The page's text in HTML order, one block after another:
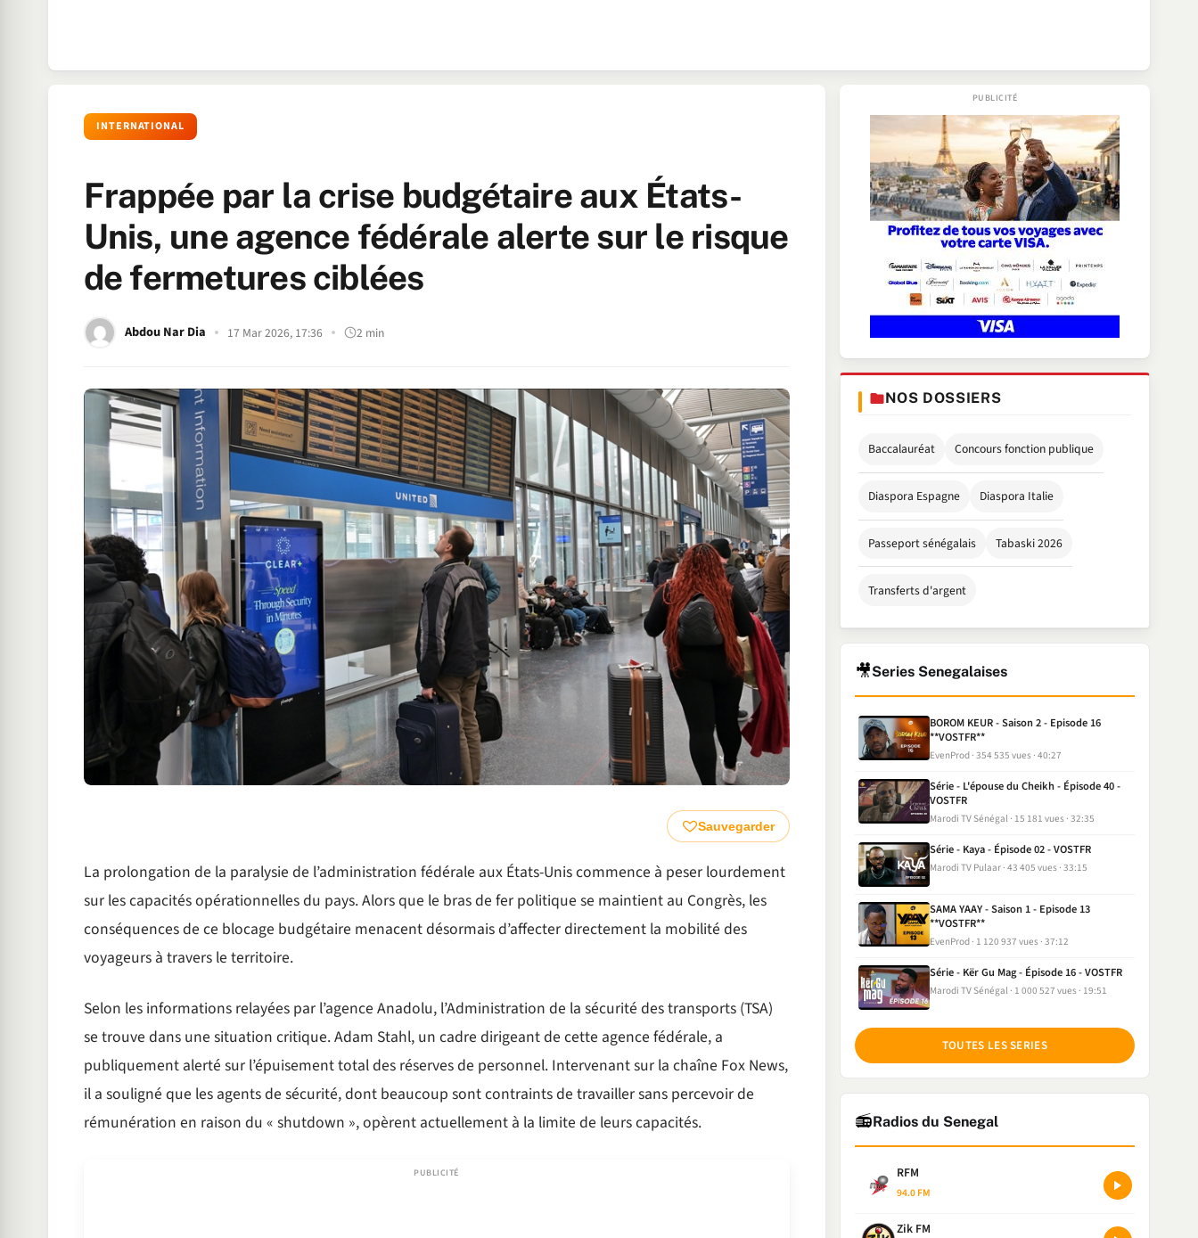
INTERNATIONAL
Frappée par la crise budgétaire aux États-
Unis, une agence fédérale alerte sur le risque
de fermetures ciblées
Abdou Nar Dia 17 Mar 2026, 17:36 2 min
Sauvegarder
La prolongation de la paralysie de l’administration fédérale aux États-Unis commence à peser lourdement
sur les capacités opérationnelles du pays. Alors que le bras de fer politique se maintient au Congrès, les
conséquences de ce blocage budgétaire menacent désormais d’affecter directement la mobilité des
voyageurs à travers le territoire.
Selon les informations relayées par l’agence Anadolu, l’Administration de la sécurité des transports (TSA)
se trouve dans une situation critique. Adam Stahl, un cadre dirigeant de cette agence fédérale, a
publiquement alerté sur l’épuisement total des réserves de personnel. Intervenant sur la chaîne Fox News,
il a souligné que les agents de sécurité, dont beaucoup sont contraints de travailler sans percevoir de
rémunération en raison du « shutdown », opèrent actuellement à la limite de leurs capacités.
NOS DOSSIERS
Baccalauréat Concours fonction publique
Diaspora Espagne Diaspora Italie
Passeport sénégalais Tabaski 2026
Transferts d'argent
🎥Series Senegalaises
BOROM KEUR - Saison 2 - Episode 16
**VOSTFR**
EvenProd 354 535 vues 40:27
Série - L'épouse du Cheikh - Épisode 40 -
VOSTFR
Marodi TV Sénégal 15 181 vues 32:35
Série - Kaya - Épisode 02 - VOSTFR
Marodi TV Pulaar 43 405 vues 33:15
SAMA YAAY - Saison 1 - Episode 13
**VOSTFR**
EvenProd 1 120 937 vues 37:12
Série - Kër Gu Mag - Épisode 16 - VOSTFR
Marodi TV Sénégal 1 000 527 vues 19:51
TOUTES LES SERIES
📻Radios du Senegal
RFM
94.0 FM
Zik FM